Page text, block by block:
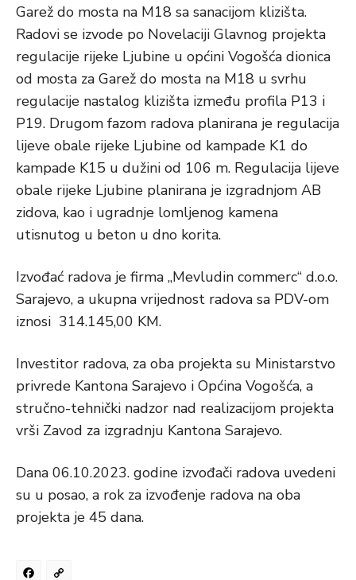
Garež do mosta na M18 sa sanacijom klizišta.
Radovi se izvode po Novelaciji Glavnog projekta
regulacije rijeke Ljubine u općini Vogošća dionica
od mosta za Garež do mosta na M18 u svrhu
regulacije nastalog klizišta između profila P13 i
P19. Drugom fazom radova planirana je regulacija
lijeve obale rijeke Ljubine od kampade K1 do
kampade K15 u dužini od 106 m. Regulacija lijeve
obale rijeke Ljubine planirana je izgradnjom AB
zidova, kao i ugradnje lomljenog kamena
utisnutog u beton u dno korita.
Izvođać radova je firma „Mevludin commerc“ d.o.o.
Sarajevo, a ukupna vrijednost radova sa PDV-om
iznosi 314.145,00 KM.
Investitor radova, za oba projekta su Ministarstvo
privrede Kantona Sarajevo i Općina Vogošća, a
stručno-tehnički nadzor nad realizacijom projekta
vrši Zavod za izgradnju Kantona Sarajevo.
Dana 06.10.2023. godine izvođači radova uvedeni
su u posao, a rok za izvođenje radova na oba
projekta je 45 dana.